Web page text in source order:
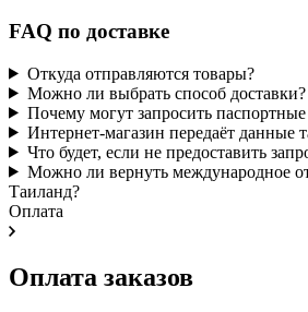
FAQ по доставке
Откуда отправляются товары?
Можно ли выбрать способ доставки?
Почему могут запросить
Интернет-магазин передаёт данные
Что будет, если не предоставить
Можно ли вернуть международное
Таиланд?
Оплата
Оплата заказов